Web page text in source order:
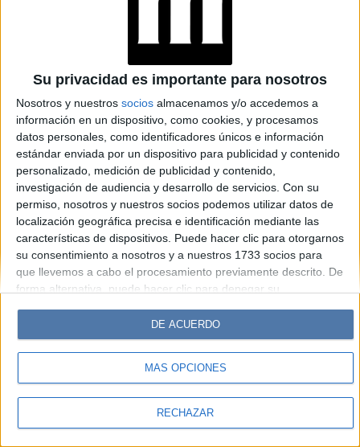
Su privacidad es importante para nosotros
Nosotros y nuestros socios almacenamos y/o accedemos a
información en un dispositivo, como cookies, y procesamos
datos personales, como identificadores únicos e información
estándar enviada por un dispositivo para publicidad y contenido
personalizado, medición de publicidad y contenido,
investigación de audiencia y desarrollo de servicios. Con su
permiso, nosotros y nuestros socios podemos utilizar datos de
localización geográfica precisa e identificación mediante las
características de dispositivos. Puede hacer clic para otorgarnos
su consentimiento a nosotros y a nuestros 1733 socios para
que llevemos a cabo el procesamiento previamente descrito. De
forma alternativa, puede hacer clic para denegar su
cambiar sus preferencias antes de otorgar su consentimiento.
Tenga en cuenta que algún procesamiento de sus datos
personales puede no requerir de su consentimiento, pero usted
tiene el derecho de rechazar tal procesamiento. Sus
sus preferencias o retirar su consentimiento en cualquier
MÁS OPCIONES
RECHAZAR
DE ACUERDO
Caras Noticias
Weekend Parabrisas
Look
Luz Mía Lunateen Break BATimes
© Perfil.com 2006-2019 - Todos los derechos reservados
Registro de Propiedad Intelectual: Nro. 5346433